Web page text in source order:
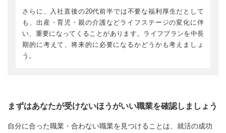
さらに、入社直後の20代前半では不要な福利厚生だとして
も、出産・育児・親の介護などライフステージの変化に伴
い、重要になってくることがあります。ライフプランを中長
期的に考えて、将来的に必要になるかどうかも考えましょ
う。
まずはあなたが受けないほうがいい職業を確認しましょう
自分に合った職業・合わない職業を見つけることは、就活の成功